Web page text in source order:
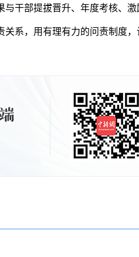
干部提拔晋升、年度考核、激
，用有理有力的问责制度，